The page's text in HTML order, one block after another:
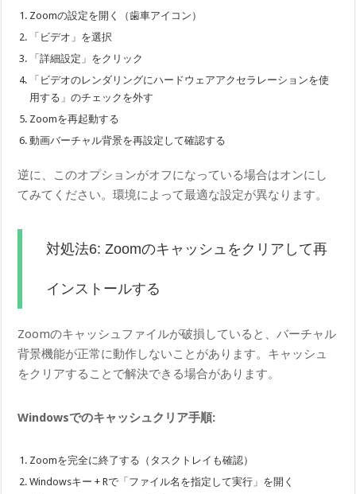
Zoomの設定を開く（歯車アイコン）
「ビデオ」を選択
「詳細設定」をクリック
「ビデオのレンダリングにハードウェアアクセラレーションを使
用する」のチェックを外す
Zoomを再起動する
動画バーチャル背景を再設定して確認する
逆に、このオプションがオフになっている場合はオンにし
てみてください。環境によって最適な設定が異なります。
対処法6: Zoomのキャッシュをクリアして再
インストールする
Zoomのキャッシュファイルが破損していると、バーチャル
背景機能が正常に動作しないことがあります。キャッシュ
をクリアすることで解決できる場合があります。
Windowsでのキャッシュクリア手順:
Zoomを完全に終了する（タスクトレイも確認）
Windowsキー + Rで「ファイル名を指定して実行」を開く